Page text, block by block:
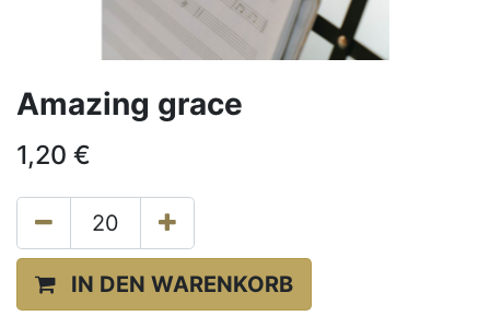
Amazing grace
1,20 €
IN DEN WARENKORB